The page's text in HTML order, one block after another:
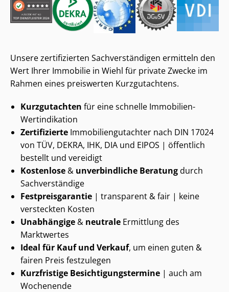
Unsere zertifizierten Sach­ver­stän­di­gen ermitteln den
Wert Ihrer Immobilie in Wiehl für private Zwecke im
Rahmen eines preiswerten Kurzgutachtens.
Kurzgutachten für eine schnelle Immobilien-
Wertindikation
Zertifizierte Im­mo­bi­li­en­gut­ach­ter nach DIN 17024
von TÜV, DEKRA, IHK, DIA und EIPOS | öffentlich
bestellt und vereidigt
Kostenlose & unverbindliche Beratungdurch
Sachverständige
Fest­preis­ga­ran­tie | transparent & fair | keine
versteckten Kosten
Unabhängige & neutrale Ermittlung des
Marktwertes
Ideal für Kauf und Verkauf, um einen guten &
fairen Preis festzulegen
Kurzfristige Be­sich­ti­gungs­ter­mi­ne | auch am
Wochenende